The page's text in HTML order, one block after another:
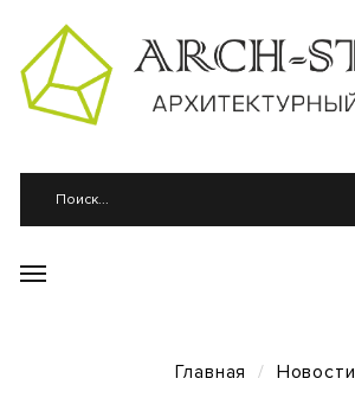
Главная Новости